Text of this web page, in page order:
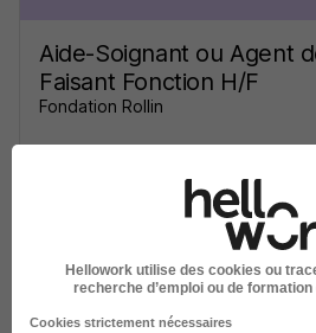
Aide-Soignant ou Agent
Faisant Fonction H/F
Fondation Rollin
2 526 - 2
Hellowork utilise des cookies ou
recherche d’emploi ou de
Cookies strictement nécessaires